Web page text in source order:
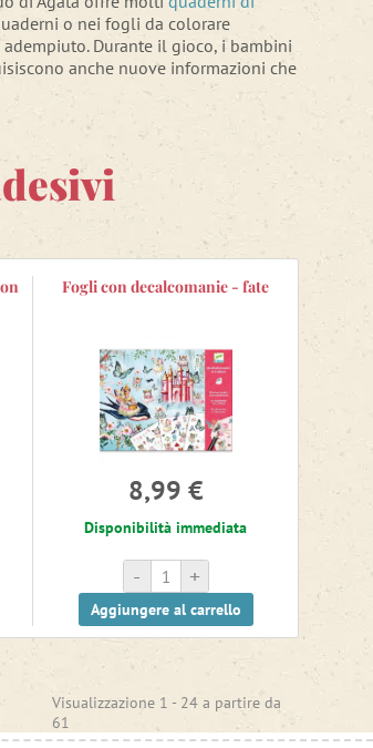
o nei fogli da colorare
Durante il gioco, i bambini
anche nuove informazioni che
Fogli con decalcomanie - fate
8,99 €
Disponibilità immediata
+
-
Aggiungere al carrello
Visualizzazione 1 - 24 a partire da
61